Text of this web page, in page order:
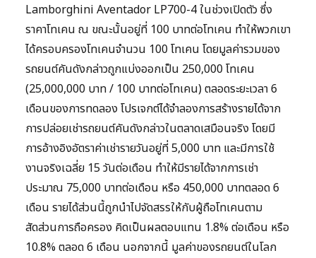
Lamborghini Aventador LP700-4 ในช่วงเปิดตัว ซึ่ง
ราคาโทเคน ณ ขณะนั้นอยู่ที่ 100 บาทต่อโทเคน ทำให้พวกเขา
ได้ครอบครองโทเคนจำนวน 100 โทเคน โดยมูลค่ารวมของ
รถยนต์คันดังกล่าวถูกแบ่งออกเป็น 250,000 โทเคน
(25,000,000 บาท / 100 บาทต่อโทเคน) ตลอดระยะเวลา 6
เดือนของการทดลอง โปรเจกต์ได้จำลองการสร้างรายได้จาก
การปล่อยเช่ารถยนต์คันดังกล่าวในตลาดเสมือนจริง โดยมี
การอ้างอิงอัตราค่าเช่ารายวันอยู่ที่ 5,000 บาท และมีการใช้
งานจริงเฉลี่ย 15 วันต่อเดือน ทำให้มีรายได้จากการเช่า
ประมาณ 75,000 บาทต่อเดือน หรือ 450,000 บาทตลอด 6
เดือน รายได้ส่วนนี้ถูกนำไปจัดสรรให้กับผู้ถือโทเคนตาม
สัดส่วนการถือครอง คิดเป็นผลตอบแทน 1.8% ต่อเดือน หรือ
10.8% ตลอด 6 เดือน นอกจากนี้ มูลค่าของรถยนต์ในโลก